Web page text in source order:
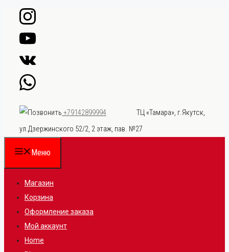
Перейти
содержимому
+79142899994
ТЦ «Тамара», г.Якутск,
ул.Дзержинского 52/2, 2 этаж, пав. №27
Меню
Магазин
Корзина
Оформление заказа
Мой аккаунт
Home